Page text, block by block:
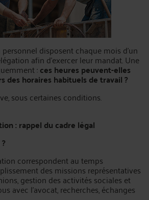
disposent chaque mois d’un
afin d’exercer leur mandat. Une
:ces heures peuvent-elles
des horaires habituels de travail ?
sous certaines conditions.
: rappel du cadre légal
correspondent au temps
des missions représentatives
gestion des activités sociales et
avec l’avocat, recherches, échanges